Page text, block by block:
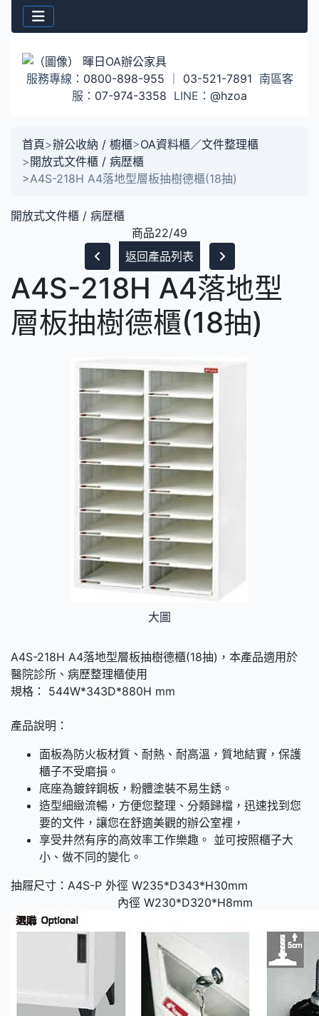
服務專線： 0800-898-955 03-521-7891 南區客
服： 07-974-3358 LINE： @hzoa
首頁>辦公收納 / 櫥櫃>OA資料櫃／文件整理櫃
>開放式文件櫃 / 病歴櫃
>A4S-218H A4落地型層板抽樹德櫃(18抽)
開放式文件櫃 / 病歴櫃
商品22/49
返回產品列表
A4S-218H A4落地型
層板抽樹德櫃(18抽)
大圖
A4S-218H A4落地型層板抽樹德櫃(18抽)，本產品適用於
醫院診所、病歷整理櫃使用
規格： 544W*343D*880H mm
產品說明：
面板為防火板材質、耐熱、耐高溫，質地結實，保護
櫃子不受磨損。
底座為鍍鋅鋼板，粉體塗裝不易生銹。
造型細緻流暢，方便您整理、分類歸檔，迅速找到您
要的文件，讓您在舒適美觀的辦公室裡，
享受井然有序的高效率工作樂趣。 並可按照櫃子大
小、做不同的變化。
抽屜尺寸：A4S-P 外徑 W235*D343*H30mm
內徑 W230*D320*H8mm